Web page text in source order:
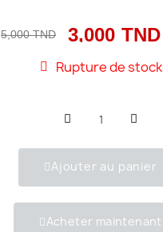
5,000 TND 3,000 TND
Rupture de stock
Ajouter au panier
Acheter maintenant